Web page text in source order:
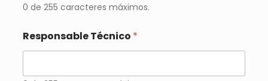
0 de 255 caracteres máximos.
Responsable Técnico *